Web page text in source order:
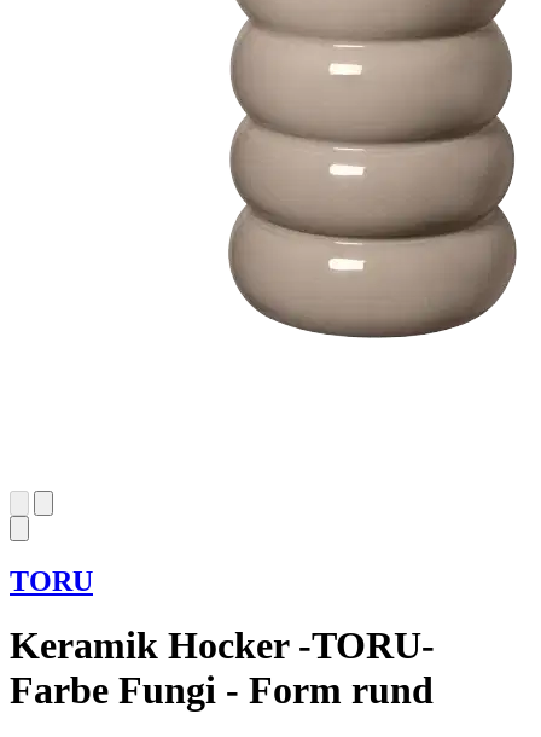
TORU
Keramik Hocker -TORU-
Farbe Fungi - Form rund